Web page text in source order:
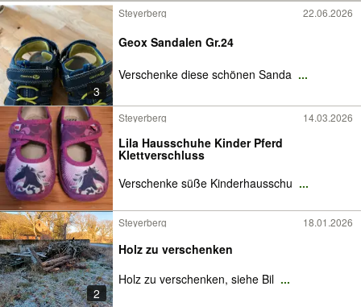
3
Steyerberg 22.06.2026
Geox Sandalen Gr.24
Verschenke diese schönen Sanda ...
Steyerberg 14.03.2026
Lila Hausschuhe Kinder Pferd
Klettverschluss
Verschenke süße Kinderhausschu ...
2
Steyerberg 18.01.2026
Holz zu verschenken
Holz zu verschenken, siehe Bil ...